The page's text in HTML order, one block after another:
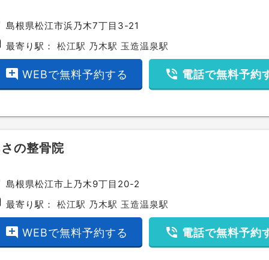
島根県松江市浜乃木7丁目3-21
最寄り駅：松江駅 乃木駅 玉造温泉駅
add_comment WEBで無料予約する phone_in_talk 電話で無料予約
の整骨院
島根県松江市上乃木9丁目20-2
最寄り駅：松江駅 乃木駅 玉造温泉駅
add_comment WEBで無料予約する phone_in_talk 電話で無料予約